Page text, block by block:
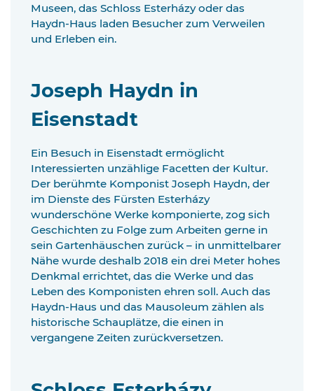
Museen, das Schloss Esterházy oder das
Haydn-Haus laden Besucher zum Verweilen
und Erleben ein.
Joseph Haydn in
Eisenstadt
Ein Besuch in Eisenstadt ermöglicht
Interessierten unzählige Facetten der Kultur.
Der berühmte Komponist Joseph Haydn, der
im Dienste des Fürsten Esterházy
wunderschöne Werke komponierte, zog sich
Geschichten zu Folge zum Arbeiten gerne in
sein Gartenhäuschen zurück – in unmittelbarer
Nähe wurde deshalb 2018 ein drei Meter hohes
Denkmal errichtet, das die Werke und das
Leben des Komponisten ehren soll. Auch das
Haydn-Haus und das Mausoleum zählen als
historische Schauplätze, die einen in
vergangene Zeiten zurückversetzen.